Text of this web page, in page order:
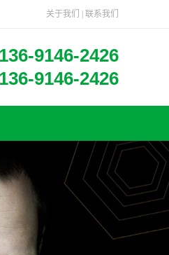
关于我们 联系我们
9146-2426
9146-2426